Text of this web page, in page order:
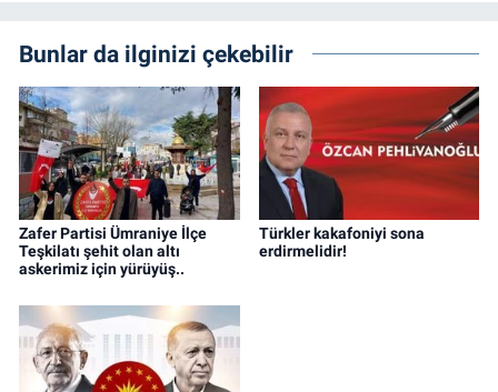
Bunlar da ilginizi çekebilir
Zafer Partisi Ümraniye İlçe
Teşkilatı şehit olan altı
askerimiz için yürüyüş..
Türkler kakafoniyi sona
erdirmelidir!